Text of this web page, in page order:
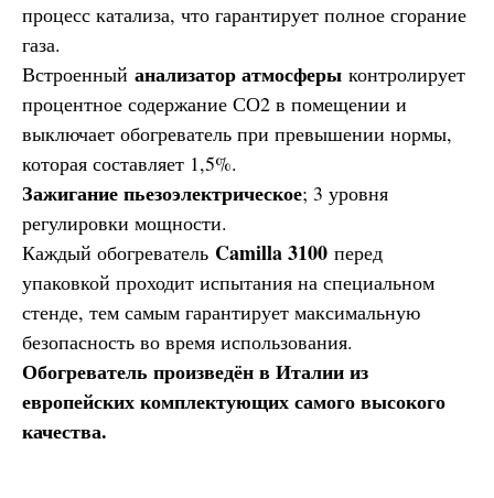
процесс катализа, что гарантирует полное сгорание
газа.
Встроенный анализатор атмосферы контролирует
процентное содержание СО2 в помещении и
выключает обогреватель при превышении нормы,
которая составляет 1,5%.
Зажигание пьезоэлектрическое; 3 уровня
регулировки мощности.
Каждый обогреватель Camilla 3100 перед
упаковкой проходит испытания на специальном
стенде, тем самым гарантирует максимальную
безопасность во время использования.
Обогреватель произведён в Италии из
европейских комплектующих самого высокого
качества.